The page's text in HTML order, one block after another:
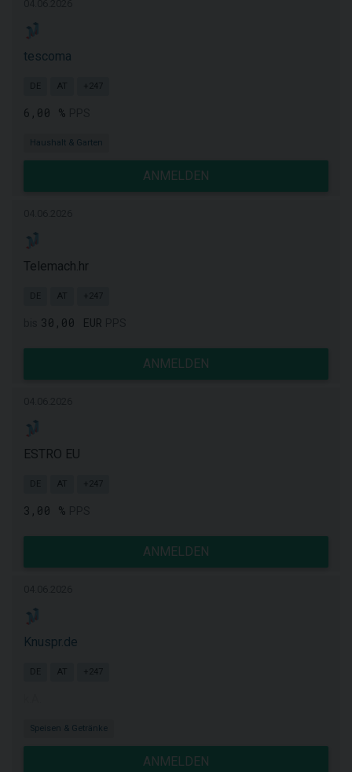
tescoma
DE AT +247
6,00 %
Haushalt & Garten
ANMELDEN
Telemach.hr
DE AT +247
30,00 EUR
ANMELDEN
ESTRO EU
DE AT +247
3,00 %
ANMELDEN
Knuspr.de
DE AT +247
Speisen & Getränke
ANMELDEN